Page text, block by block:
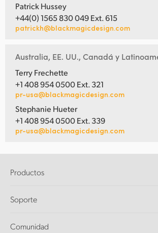
Patrick Hussey
+44(0) 1565 830 049 Ext. 615
patrickh@blackmagicdesign.com
Australia, EE. UU., Canadá y
Terry Frechette
+1 408 954 0500 Ext. 321
pr-usa@blackmagicdesign.com
Stephanie Hueter
+1 408 954 0500 Ext. 339
pr-usa@blackmagicdesign.com
Productos
DaVinci Resolve y Fusion
Ultimatte
Soporte
Centro de soporte técnico
Comunidad